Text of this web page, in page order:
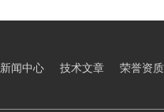
新闻中心 技术文章 荣誉资质